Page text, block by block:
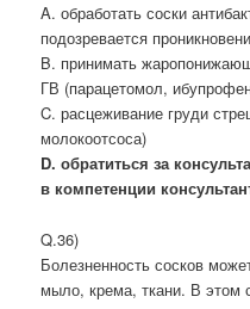
A. обработать соски
подозревается
B. принимать
ГВ (парацетомол,
C. расцеживание груди
молокоотсоса)
D. обратиться за
в компетенции
Q.36)
Болезненность сосков
мыло, крема, ткани. В этом